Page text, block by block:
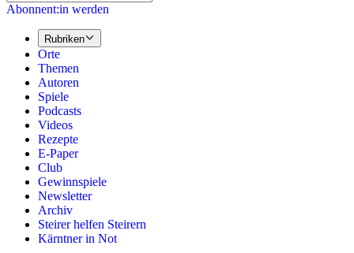
Abonnent:in werden
Rubriken
Orte
Themen
Autoren
Spiele
Podcasts
Videos
Rezepte
E-Paper
Club
Gewinnspiele
Newsletter
Archiv
Steirer helfen Steirern
Kärntner in Not